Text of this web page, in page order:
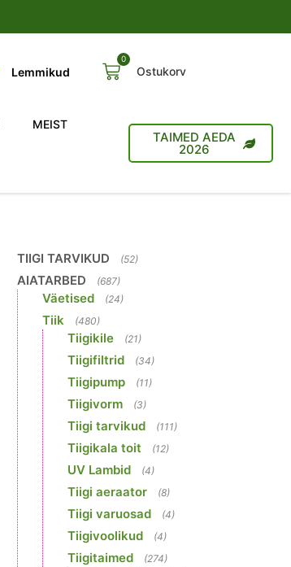
Lemmikud
0
Ostukorv
MEIST
TAIMED AEDA
2026
TIIGI TARVIKUD (52)
AIATARBED (687)
Väetised (24)
Tiik (480)
Tiigikile (21)
Tiigifiltrid (34)
Tiigipump (11)
Tiigivorm (3)
Tiigi tarvikud (111)
Tiigikala toit (12)
UV Lambid (4)
Tiigi aeraator (8)
Tiigi varuosad (4)
Tiigivoolikud (4)
Tiigitaimed (274)